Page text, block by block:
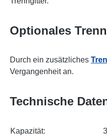
Optionales
Durch ein zusätzliches
Vergangenheit an.
Technische
Kapazität: